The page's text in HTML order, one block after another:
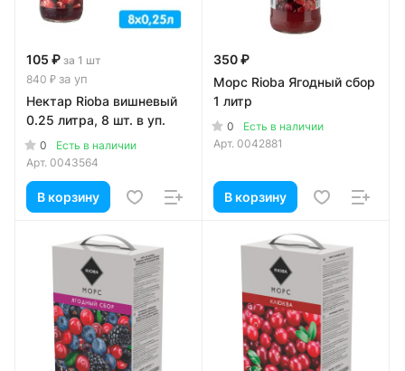
105 ₽ за 1 шт
840 ₽ за уп
Нектар Rioba вишневый
0.25 литра, 8 шт. в уп.
0
Есть в наличии
Арт. 0043564
В корзину
350 ₽
Морс Rioba Ягодный сбор
1 литр
0
Есть в наличии
Арт. 0042881
В корзину